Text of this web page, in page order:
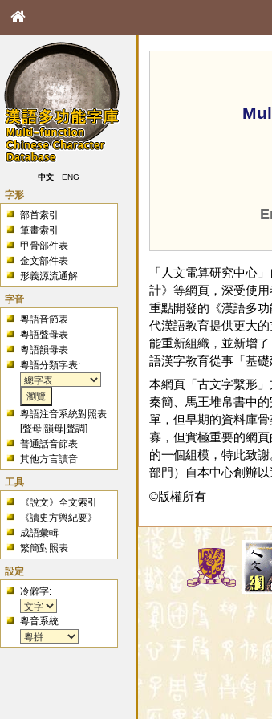
中文 ENG
字形
部首索引
筆畫索引
甲骨部件表
金文部件表
形義源流通解
字音
粵語音節表
粵語聲母表
粵語韻母表
粵語分類字表:
粵語注音系統對照表
[聲母 |韻母 |聲調]
普通話音節表
其他方言讀音
工具
《說文》全文索引
《讀史方輿紀要》
成語彙輯
繁簡對照表
設定
冷僻字:
粵音系統:
「人文電算研究中心
計》等網頁，深受使
重點開發的《漢語多
代漢語教育提供更大
能重新組織，並新增
語漢字教育從事「基礎
本網頁「古文字繫形
秦簡、馬王堆帛書中
單，但早期的資料庫
寡，但實極重要的網
的一個組模，特此致
部門）自本中心創辦以
©版權所有